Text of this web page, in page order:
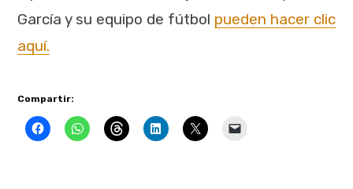
García y su equipo de fútbol pueden hacer clic
aquí.
Compartir: